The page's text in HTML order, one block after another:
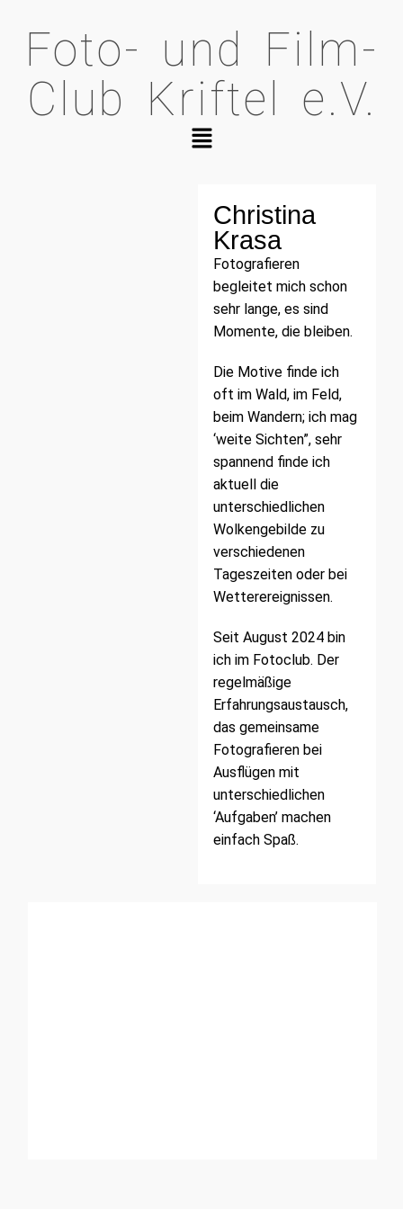
Foto- und Film-
Club Kriftel e.V.
Christina
Krasa
Fotografieren
begleitet mich schon
sehr lange, es sind
Momente, die bleiben.
Die Motive finde ich
oft im Wald, im Feld,
beim Wandern; ich mag
‘weite Sichten”, sehr
spannend finde ich
aktuell die
unterschiedlichen
Wolkengebilde zu
verschiedenen
Tageszeiten oder bei
Wetterereignissen.
Seit August 2024 bin
ich im Fotoclub. Der
regelmäßige
Erfahrungsaustausch,
das gemeinsame
Fotografieren bei
Ausflügen mit
unterschiedlichen
‘Aufgaben’ machen
einfach Spaß.